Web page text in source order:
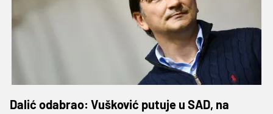
Dalić odabrao: Vušković putuje u SAD, na